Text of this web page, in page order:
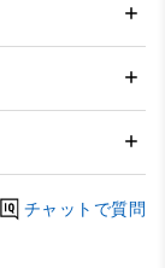
チャットで質問